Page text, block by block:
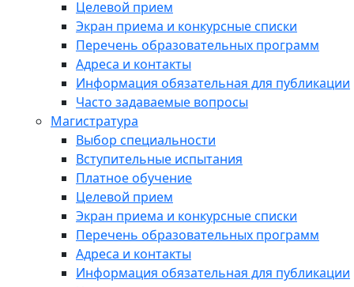
Целевой прием
Экран приема и конкурсные списки
Перечень образовательных программ
Адреса и контакты
Информация обязательная для публикации
Часто задаваемые вопросы
Магистратура
Выбор специальности
Вступительные испытания
Платное обучение
Целевой прием
Экран приема и конкурсные списки
Перечень образовательных программ
Адреса и контакты
Информация обязательная для публикации